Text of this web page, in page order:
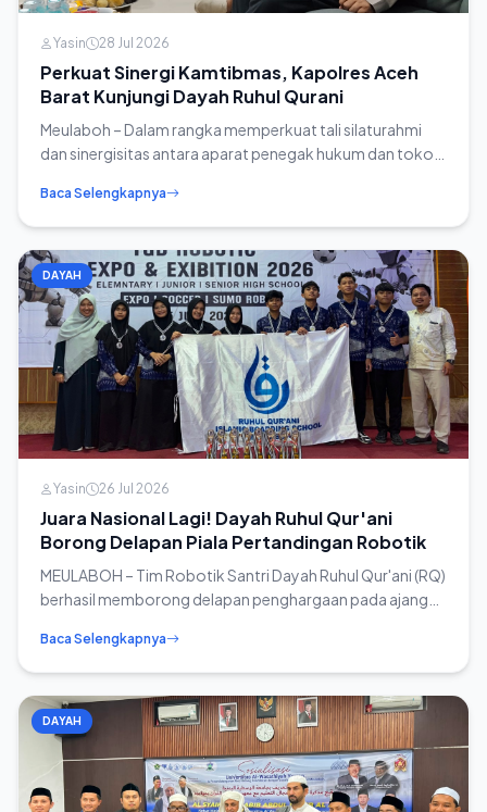
Yasin 28 Jul 2026
Perkuat Sinergi Kamtibmas, Kapolres Aceh
Barat Kunjungi Dayah Ruhul Qurani
Meulaboh – Dalam rangka memperkuat tali silaturahmi
dan sinergisitas antara aparat penegak hukum dan tokoh
Baca Selengkapnya
DAYAH
Yasin 26 Jul 2026
Juara Nasional Lagi! Dayah Ruhul Qur'ani
Borong Delapan Piala Pertandingan Robotik
MEULABOH – Tim Robotik Santri Dayah Ruhul Qur'ani (RQ)
berhasil memborong delapan penghargaan pada ajang
Baca Selengkapnya
DAYAH